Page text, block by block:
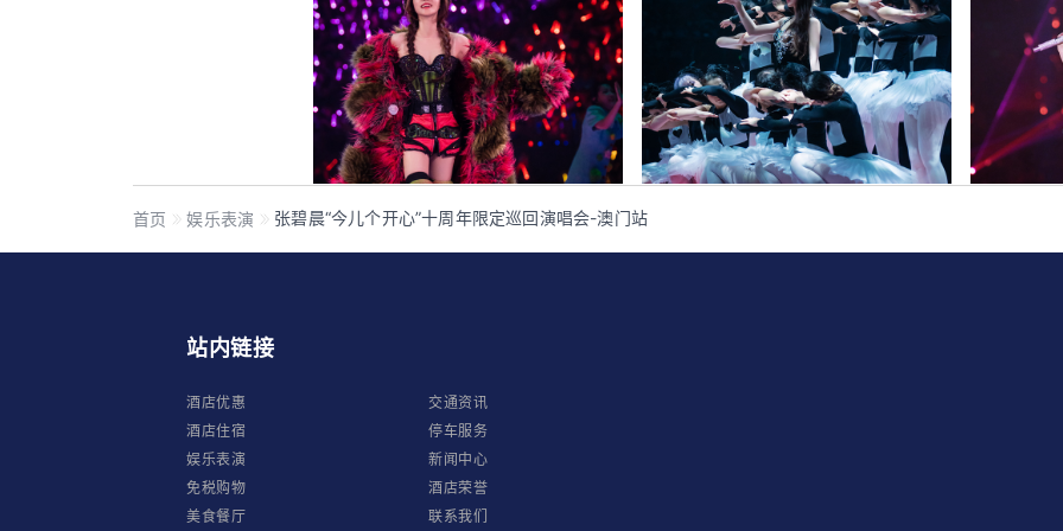
首页 娱乐表演 张碧晨“今儿个开心”十周年限定巡回演唱会-澳门站
站内链接
酒店优惠
酒店住宿
娱乐表演
免税购物
美食餐厅
交通资讯
停车服务
新闻中心
酒店荣誉
联系我们